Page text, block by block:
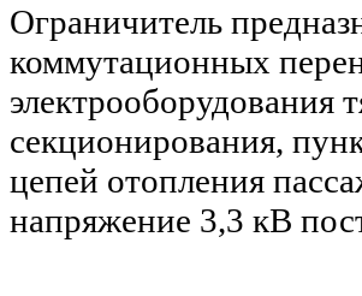
Ограничитель
коммутационных
электрооборудования
секционирования,
цепей отопления
напряжение 3,3 кВ